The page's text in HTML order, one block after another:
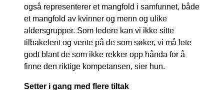
også representerer et mangfold i samfunnet, både
et mangfold av kvinner og menn og ulike
aldersgrupper. Som ledere kan vi ikke sitte
tilbakelent og vente på de som søker, vi må lete
godt blant de som ikke rekker opp hånda for å
finne den riktige kompetansen, sier hun.
Setter i gang med flere tiltak